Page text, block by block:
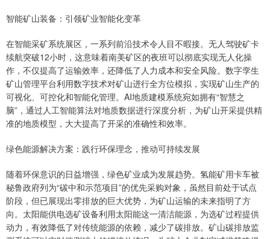
智能矿山装备：引领矿业智能化变革
在智能采矿系统展区，一系列前沿技术令人目不暇接。无人驾驶矿卡
续航突破12小时，这意味着南美矿区的夜班可以彻底实现无人化操
作，不仅提高了运输效率，还降低了人力成本和安全风险。数字孪生
矿山管理平台利用数字技术对矿山进行全方位模拟，实现矿山生产的
可视化、可控化和智能化管理。AI地质建模系统宛如拥有“智慧之
脑”，通过人工智能算法对地质数据进行深度分析，为矿山开采提供精
准的地质模型，大大提高了开采的准确性和效率。
绿色能源解决方案：践行环保理念，推动可持续发展
随着环保意识的日益增强，绿色矿业成为发展趋势。氢能矿用卡车被
秘鲁政府列为“碳中和示范项目”的优先采购对象，虽然目前处于试点
阶段，但已展现出零排放的巨大优势，为矿山运输的未来指明了方
向。太阳能供电选矿设备利用太阳能这一清洁能源，为选矿过程提供
动力，有效降低了对传统能源的依赖，减少了碳排放。矿山碳排放监